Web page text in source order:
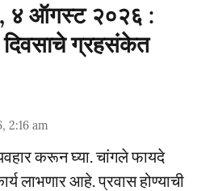
४ ऑगस्ट २०२६ :
दिवसाचे ग्रहसंकेत
2:16 am
करून घ्या. चांगले फायदे
लाभणार आहे. प्रवास होण्याची